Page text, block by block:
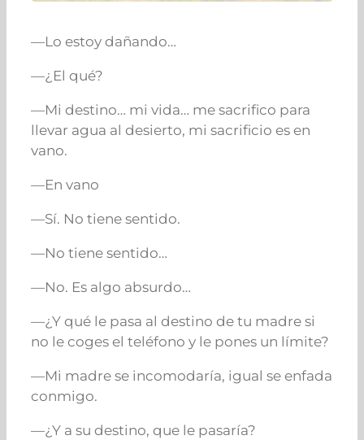
—Lo estoy dañando…
—¿El qué?
—Mi destino… mi vida… me sacrifico para
llevar agua al desierto, mi sacrificio es en
vano.
—En vano
—Sí. No tiene sentido.
—No tiene sentido…
—No. Es algo absurdo…
—¿Y qué le pasa al destino de tu madre si
no le coges el teléfono y le pones un límite?
—Mi madre se incomodaría, igual se enfada
conmigo.
—¿Y a su destino, que le pasaría?